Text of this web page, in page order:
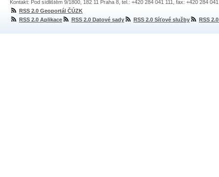
Kontakt: Pod sídlištěm 9/1800, 182 11 Praha 8, tel.: +420 284 041 111, fax: +420 284
RSS 2.0 Geoportál ČÚZK
RSS 2.0 Aplikace
RSS 2.0 Datové sady RSS 2.0 Síťové služby RSS